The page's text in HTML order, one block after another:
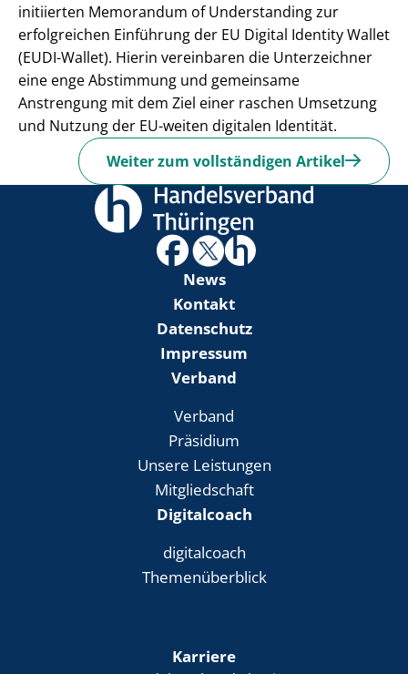
initiierten Memorandum of Understanding zur
erfolgreichen Einführung der EU Digital Identity Wallet
(EUDI-Wallet). Hierin vereinbaren die Unterzeichner
eine enge Abstimmung und gemeinsame
Anstrengung mit dem Ziel einer raschen Umsetzung
und Nutzung der EU-weiten digitalen Identität.
Weiter zum vollständigen Artikel
News
Kontakt
Datenschutz
Impressum
Verband
Verband
Präsidium
Unsere Leistungen
Mitgliedschaft
Digitalcoach
digitalcoach
Themenüberblick
Karriere